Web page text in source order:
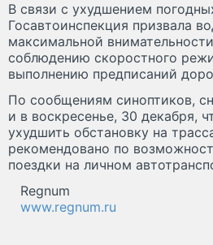
В связи с ухудшением
Госавтоинспекция призвала
максимальной
соблюдению скоростного
выполнению предписаний
По сообщениям синоптиков,
и в воскресенье, 30 декабря,
ухудшить обстановку на
рекомендовано по
поездки на личном
Regnum
www.regnum.ru